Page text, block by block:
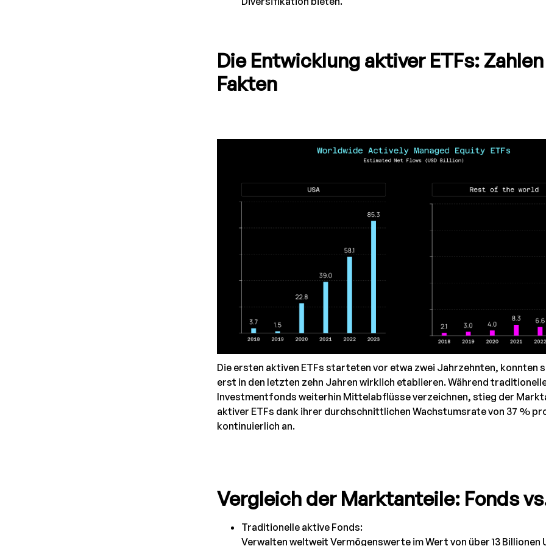
Die Entwicklung aktiver ETFs:
Fakten
Die ersten aktiven ETFs starteten vor etwa zwei Jahrzehnten, konnten
erst in den letzten zehn Jahren wirklich etablieren. Während
Investmentfonds weiterhin Mittelabflüsse verzeichnen, stieg der
aktiver ETFs dank ihrer durchschnittlichen Wachstumsrate von 37 %
kontinuierlich an.
Vergleich der Marktanteile: Fonds
Traditionelle aktive Fonds:
Verwalten weltweit Vermögenswerte im Wert von über 13 Billionen